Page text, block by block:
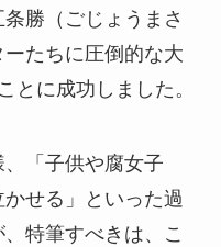
勝（ごじょうまさ
たちに圧倒的な大
とに成功しました。
「子供や腐女子
かせる」といった過
特筆すべきは、こ